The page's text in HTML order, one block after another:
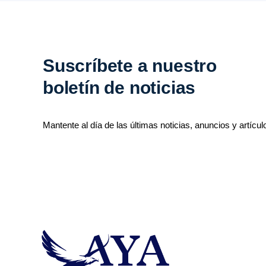
Suscríbete a nuestro
boletín de noticias
Mantente al día de las últimas noticias, anuncios y